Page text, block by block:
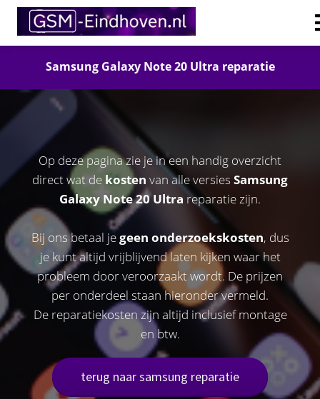
Samsung Galaxy Note 20 Ultra reparatie
Op deze pagina zie je in een handig overzicht
direct wat de kosten van alle versies Samsung
Galaxy Note 20 Ultra reparatie zijn.
Bij ons betaal jegeen onderzoekskosten, dus
je kunt altijd vrijblijvend laten kijken waar het
probleem door veroorzaakt wordt. De prijzen
per onderdeel staan hieronder vermeld.
De reparatiekosten zijn altijd inclusief montage
en btw.
terug naar samsung reparatie